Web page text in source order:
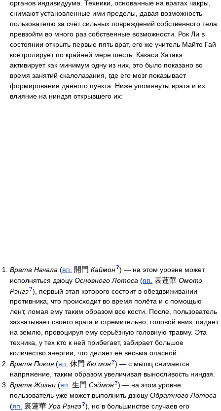
органов индивидуума. Техники, основанные на вратах чакры,
снимают установленные ими пределы, давая возможность
пользователю за счёт сильных повреждений собственного тела
превзойти во много раз собственные возможности. Рок Ли в
состоянии открыть первые пять врат, его же учитель Майто Гай
контролирует по крайней мере шесть. Какаси Хатакэ
активирует как минимум одну из них, это было показано во
время занятий скалолазания, где его мозг показывает
формирование данного пункта. Ниже упомянуты врата и их
влияние на ниндзя открывшего их:
Врата Начала (яп. 開門 Каймон?) — на этом уровне может
исполняться дзюцу Основного Лотоса (яп. 表蓮華 Омотэ
Рэнгэ?), первый этап которого состоит в обездвиживании
противника, что происходит во время полёта и с помощью
лент, ломая ему таким образом все кости. После, пользователь
захватывает своего врага и стремительно, головой вниз, падает
на землю, провоцируя ему серьёзную головную травму. Эта
техника, у тех кто к ней прибегает, забирает большое
количество энергии, что делает её весьма опасной.
Врата Покоя(яп. 休門 Кю:мон?) — с мышц снимается
напряжение, таким образом увеличивая выносливость ниндзя.
Врата Жизни (яп. 生門 Сэймон?) — на этом уровне
пользователь уже может выполнить дзюцу Обратного Лотоса
(яп. 裏蓮華 Ура Рэнгэ?), но в большинстве случаев его